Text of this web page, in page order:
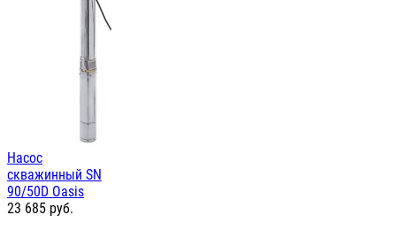
Насос
скважинный SN
90/50D Oasis
23 685 руб.